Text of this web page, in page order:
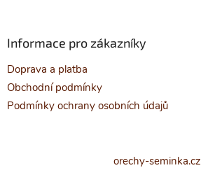
Informace pro zákazníky
Doprava a platba
Obchodní podmínky
Podmínky ochrany osobních údajů
orechy-seminka.cz